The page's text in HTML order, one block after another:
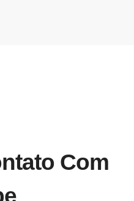
Com